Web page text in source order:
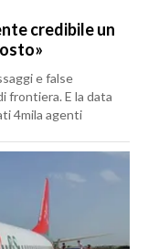
credibile un
e false
frontiera. E la data
4mila agenti